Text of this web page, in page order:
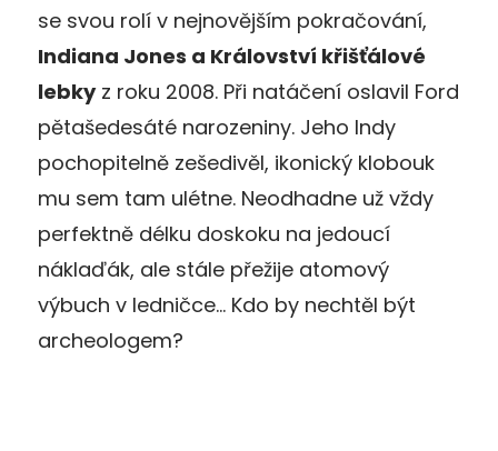
se svou rolí v nejnovějším pokračování,
Indiana Jones a Království křišťálové
lebkyz roku 2008. Při natáčení oslavil Ford
pětašedesáté narozeniny. Jeho Indy
pochopitelně zešedivěl, ikonický klobouk
mu sem tam ulétne. Neodhadne už vždy
perfektně délku doskoku na jedoucí
náklaďák, ale stále přežije atomový
výbuch v ledničce… Kdo by nechtěl být
archeologem?